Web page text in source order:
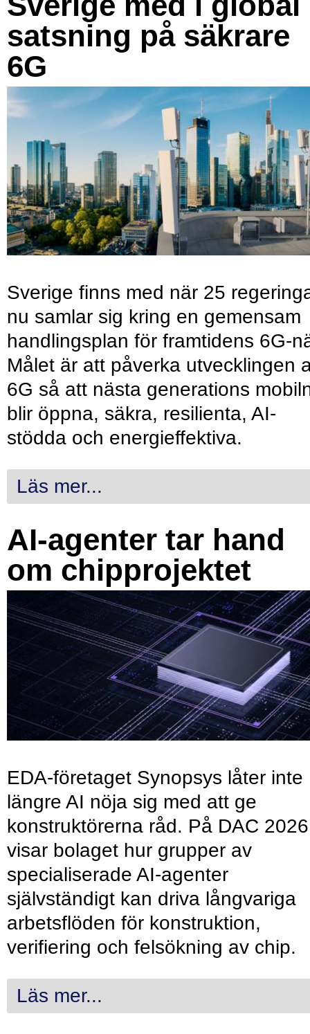
satsning på säkrare
6G
Sverige finns med när 25
nu samlar sig kring en gemensam
handlingsplan för framtidens 6G-
Målet är att påverka utvecklingen
6G så att nästa generations
blir öppna, säkra, resilienta, AI-
stödda och energieffektiva.
Läs mer...
AI-agenter tar hand
om chipprojektet
EDA-företaget Synopsys låter inte
längre AI nöja sig med att ge
konstruktörerna råd. På DAC 2026
visar bolaget hur grupper av
specialiserade AI-agenter
självständigt kan driva långvariga
arbetsflöden för konstruktion,
verifiering och felsökning av chip.
Läs mer...